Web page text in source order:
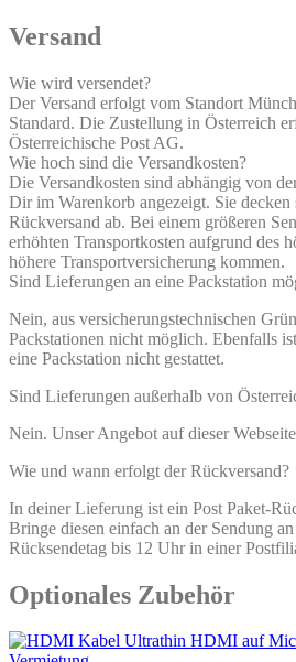
Versand
Wie wird versendet?
Der Versand erfolgt vom Standort
Standard. Die Zustellung in Österreich
Österreichische Post AG.
Wie hoch sind die Versandkosten?
Die Versandkosten sind abhängig von
Dir im Warenkorb angezeigt. Sie decken
Rückversand ab. Bei einem größeren
erhöhten Transportkosten aufgrund des
höhere Transportversicherung kommen.
Sind Lieferungen an eine Packstation
Nein, aus versicherungstechnischen
Packstationen nicht möglich. Ebenfalls
eine Packstation nicht gestattet.
Sind Lieferungen außerhalb von
Nein. Unser Angebot auf dieser
Wie und wann erfolgt der Rückversand?
In deiner Lieferung ist ein Post Paket-
Bringe diesen einfach an der Sendung
Rücksendetag bis 12 Uhr in einer
Optionales Zubehör